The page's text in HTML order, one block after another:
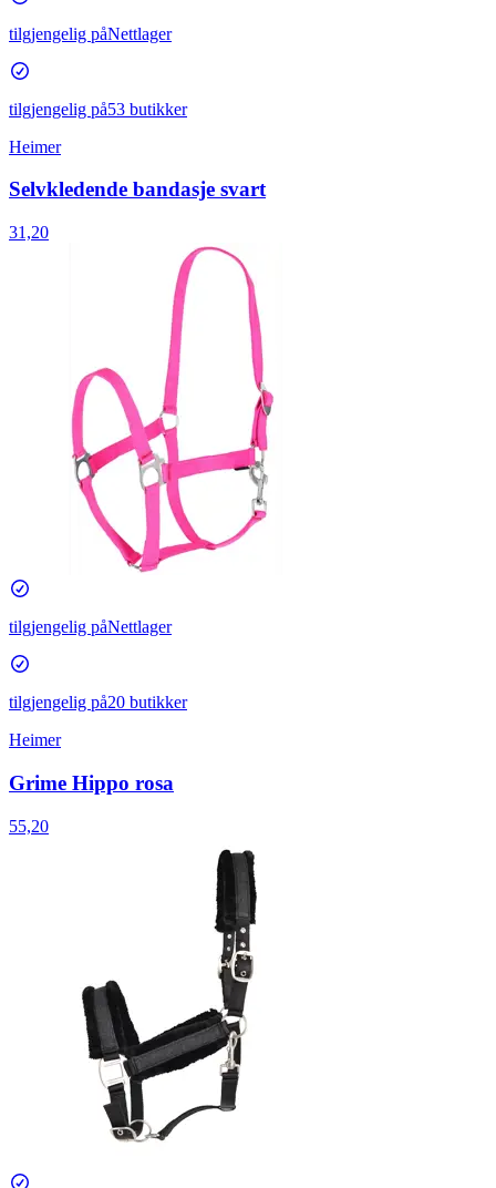
tilgjengelig påNettlager
tilgjengelig på53 butikker
Heimer
Selvkledende bandasje svart
31,20
tilgjengelig påNettlager
tilgjengelig på20 butikker
Heimer
Grime Hippo rosa
55,20